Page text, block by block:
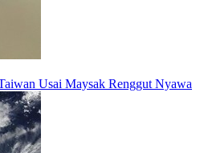
Usai Maysak Renggut Nyawa